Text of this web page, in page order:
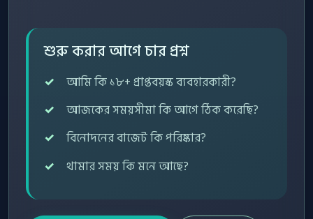
শুরু করার আগে চার প্রশ্ন
আমি কি ১৮+ প্রাপ্তবয়স্ক ব্যবহারকারী?
আজকের সময়সীমা কি আগে ঠিক করেছি?
বিনোদনের বাজেট কি পরিষ্কার?
থামার সময় কি মনে আছে?